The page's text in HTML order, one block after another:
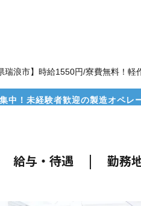
瑞浪市】時給1550円/寮費無料！軽
中！未経験者歓迎の製造オペ
給与・待遇 | 勤務